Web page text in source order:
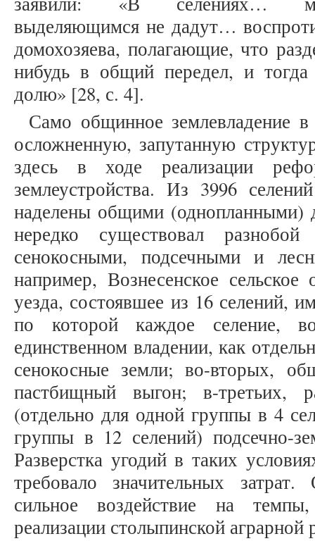
выделяющимся не дадут…
домохозяева, полагающие, что
нибудь в общий передел, и
долю» [28, с. 4].
Само общинное землевладение
осложненную, запутанную
здесь в ходе реализации
землеустройства. Из 3996
наделены общими
нередко существовал
сенокосными, подсечными и
например, Вознесенское сельское
уезда, состоявшее из 16 селений,
по которой каждое селение,
единственном владении, как
сенокосные земли; во-вторых,
пастбищный выгон; в-третьих,
(отдельно для одной группы в 4
группы в 12 селений) подсечно-
Разверстка угодий в таких
требовало значительных
сильное воздействие на
реализации столыпинской